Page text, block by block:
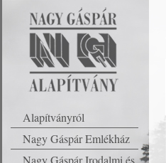
Alapítványról
Nagy Gáspár Emlékház
Nagy Gáspár Irodalmi és